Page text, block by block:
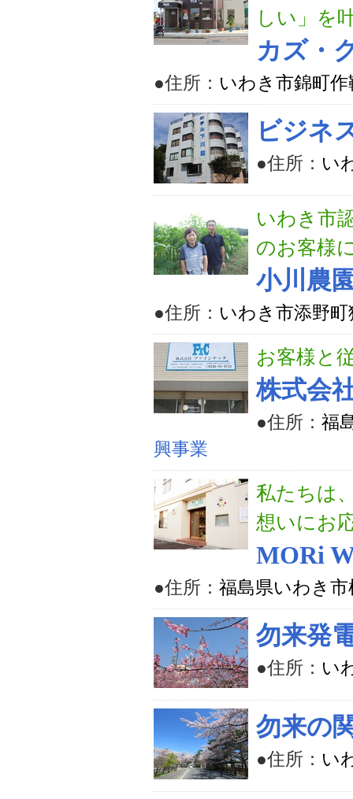
しい」を
カズ・
●住所： いわき市錦町作
ビジネ
●住所： い
いわき市
のお客様
小川農
●住所： いわき市添野町
お客様と
株式会
●住所： 福
興事業
私たちは
想いにお
MORi
●住所： 福島県いわき市
勿来発
●住所： い
勿来の
●住所： い